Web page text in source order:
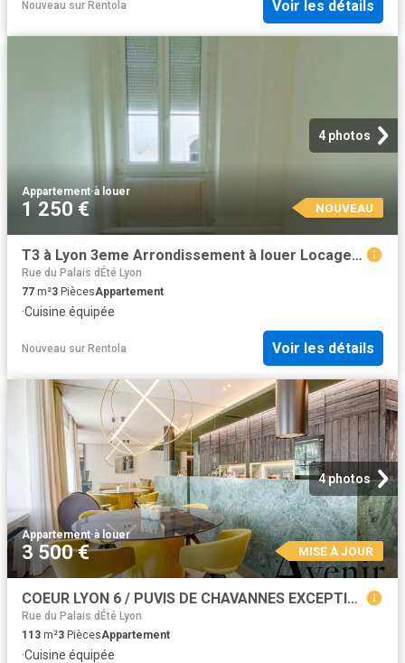
Nouveau sur Rentola Voir les détails
4 photos
Appartement·à louer
1 250 € NOUVEAU
T3 à Lyon 3eme Arrondissement à louer Locagestion, expert en gestion locative
Rue du Palais dÉté Lyon
77 m²3 PiècesAppartement
·Cuisine équipée
Nouveau sur Rentola Voir les détails
4 photos
Appartement·à louer
3 500 € MISE À JOUR
COEUR LYON 6 / PUVIS DE CHAVANNES EXCEPTION T3 113m² MEUBLE Lyon
Rue du Palais dÉté Lyon
113 m²3 PiècesAppartement
·Cuisine équipée